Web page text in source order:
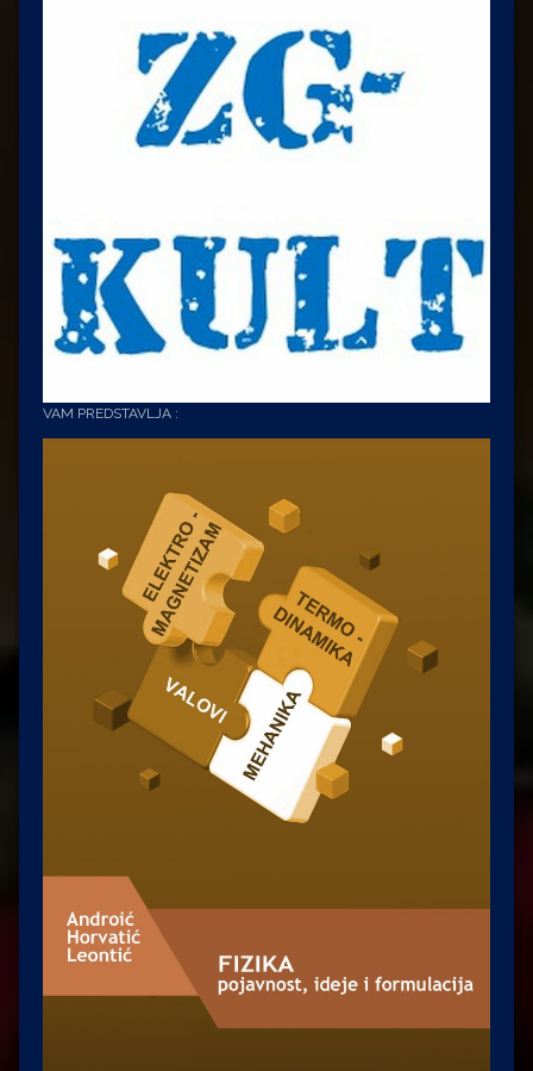
VAM PREDSTAVLJA :